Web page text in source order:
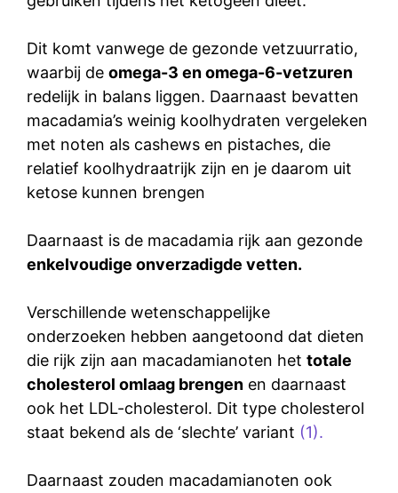
Dit komt vanwege de gezonde vetzuurratio,
waarbij de omega-3 en omega-6-vetzuren
redelijk in balans liggen. Daarnaast bevatten
macadamia’s weinig koolhydraten vergeleken
met noten als cashews en pistaches, die
relatief koolhydraatrijk zijn en je daarom uit
ketose kunnen brengen
Daarnaast is de macadamia rijk aan gezonde
enkelvoudige onverzadigde vetten.
Verschillende wetenschappelijke
onderzoeken hebben aangetoond dat dieten
die rijk zijn aan macadamianoten het totale
cholesterol omlaag brengen en daarnaast
ook het LDL-cholesterol. Dit type cholesterol
staat bekend als de ‘slechte’ variant (1).
Daarnaast zouden macadamianoten ook